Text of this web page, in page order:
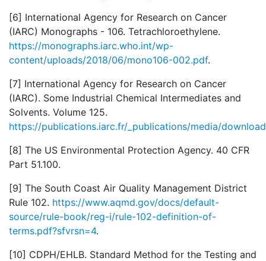
[6] International Agency for Research on Cancer
(IARC) Monographs - 106. Tetrachloroethylene.
https://monographs.iarc.who.int/wp-
content/uploads/2018/06/mono106-002.pdf.
[7] International Agency for Research on Cancer
(IARC). Some Industrial Chemical Intermediates and
Solvents. Volume 125.
https://publications.iarc.fr/_publications/media/
[8] The US Environmental Protection Agency. 40 CFR
Part 51.100.
[9] The South Coast Air Quality Management District
Rule 102. https://www.aqmd.gov/docs/default-
source/rule-book/reg-i/rule-102-definition-of-
terms.pdf?sfvrsn=4.
[10] CDPH/EHLB. Standard Method for the Testing and